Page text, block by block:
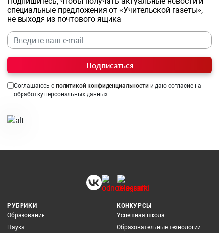
специальные предложения от «Учительской газеты»,
не выходя из почтового ящика
Подписаться
Соглашаюсь с политикой конфиденциальности и даю согласие на
обработку персональных данных
РУБРИКИ
Образование
Наука
КОНКУРСЫ
Успешная школа
Образовательные технологии